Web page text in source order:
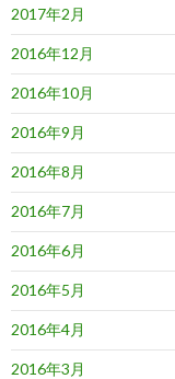
2017年2月
2016年12月
2016年10月
2016年9月
2016年8月
2016年7月
2016年6月
2016年5月
2016年4月
2016年3月